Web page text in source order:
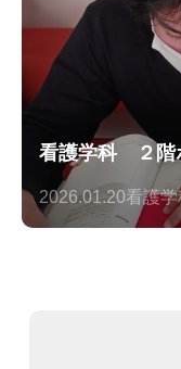
看護学科 ２階
2026.01.20看護学